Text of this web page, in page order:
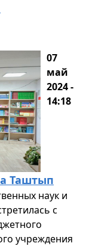
07
май
2024 -
14:18
Таштып
наук и
с
учреждения